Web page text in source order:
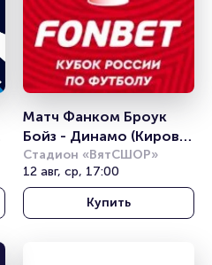
Матч Фанком Броук
Бойз - Динамо (Киров).
FONBET Кубок России.
2 раунд Путь Регионов
Стадион «ВятСШОР»
12 авг, ср, 17:00
Купить